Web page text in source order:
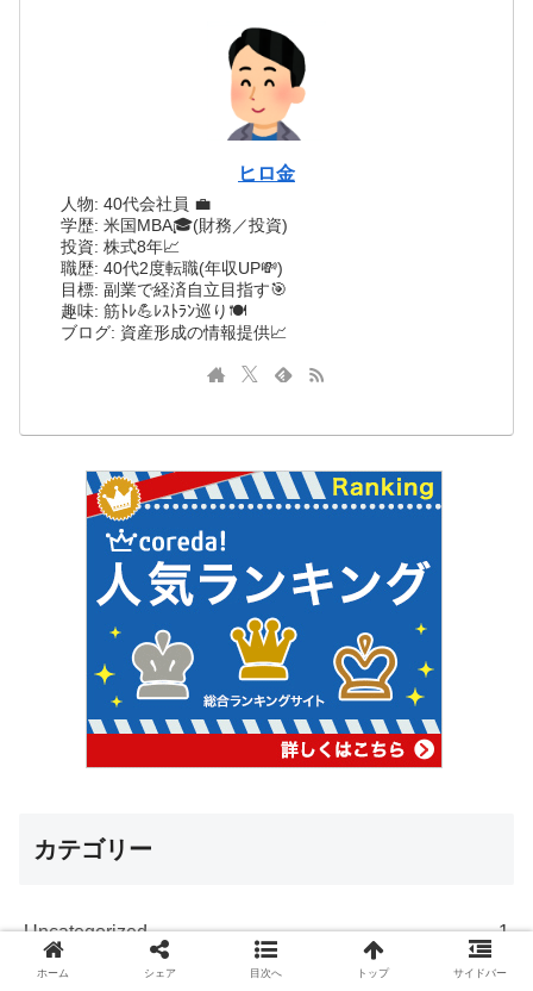
ヒロ金
人物: 40代会社員 💼
学歴: 米国MBA🎓(財務／投資)
投資: 株式8年📈
職歴: 40代2度転職(年収UP💸)
目標: 副業で経済自立目指す🎯
趣味: 筋ﾄﾚ💪ﾚｽﾄﾗﾝ巡り🍽️
ブログ: 資産形成の情報提供📈
カテゴリー
Uncategorized 1
ホーム シェア 目次へ トップ サイドバー